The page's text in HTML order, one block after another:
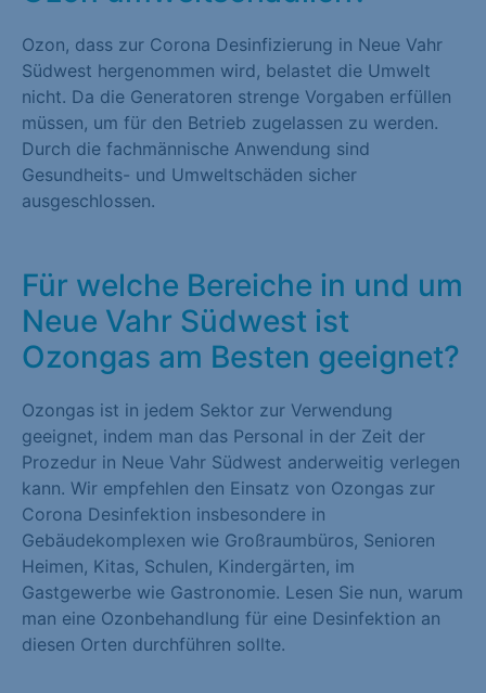
Ozon, dass zur Corona Desinfizierung in Neue Vahr
Südwest hergenommen wird, belastet die Umwelt
nicht. Da die Generatoren strenge Vorgaben erfüllen
müssen, um für den Betrieb zugelassen zu werden.
Durch die fachmännische Anwendung sind
Gesundheits- und Umweltschäden sicher
ausgeschlossen.
Für welche Bereiche in und um
Neue Vahr Südwest ist
Ozongas am Besten geeignet?
Ozongas ist in jedem Sektor zur Verwendung
geeignet, indem man das Personal in der Zeit der
Prozedur in Neue Vahr Südwest anderweitig verlegen
kann. Wir empfehlen den Einsatz von Ozongas zur
Corona Desinfektion insbesondere in
Gebäudekomplexen wie Großraumbüros, Senioren
Heimen, Kitas, Schulen, Kindergärten, im
Gastgewerbe wie Gastronomie. Lesen Sie nun, warum
man eine Ozonbehandlung für eine Desinfektion an
diesen Orten durchführen sollte.